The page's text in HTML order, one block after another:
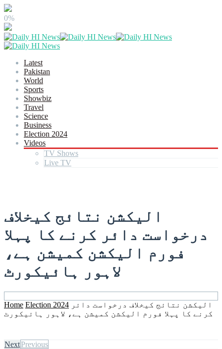
0%
Latest
Pakistan
World
Sports
Showbiz
Travel
Science
Business
Election 2024
Videos
TV Shows
Live TV
الیکشن نتائج کیخلاف
درخواست دائر کرنے کا پہلا
فورم الیکشن کمیشن ہے،
لاہور ہائیکورٹ
Home Election 2024 الیکشن نتائج کیخلاف درخواست دائر
کرنے کا پہلا فورم الیکشن کمیشن ہے، لاہور ہائیکورٹ
NextPrevious